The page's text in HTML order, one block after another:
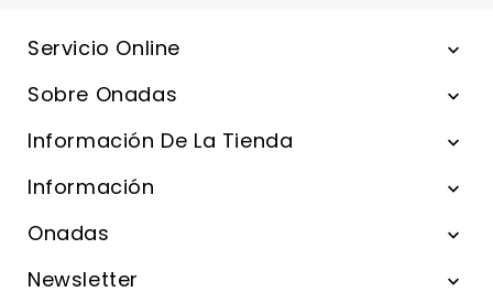
Servicio Online 
Sobre Onadas 
Información De La Tienda 
Información 
Onadas 
Newsletter 